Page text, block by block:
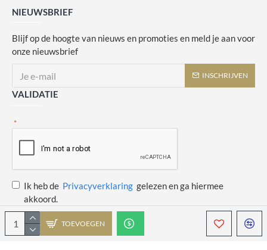
TOEVOEGEN
NIEUWSBRIEF
Blijf op de hoogte van nieuws en promoties en meld je aan voor
onze nieuwsbrief
INSCHRIJVEN
VALIDATIE
Ik heb de Privacyverklaring gelezen en ga hiermee
akkoord.